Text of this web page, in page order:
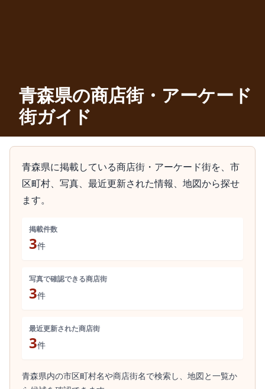
青森県の商店街・アーケード
街ガイド
青森県に掲載している商店街・アーケード街を、市
区町村、写真、最近更新された情報、地図から探せ
ます。
掲載件数
3件
写真で確認できる商店街
3件
最近更新された商店街
3件
青森県内の市区町村名や商店街名で検索し、地図と一覧か